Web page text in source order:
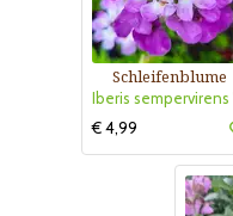
Schleifenblume
€ 4,99